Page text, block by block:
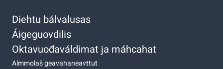
Diehtu bálvalusas
Áigeguovdilis
Oktavuođaváldimat ja máhcahat
Almmolaš geavahaneavttut